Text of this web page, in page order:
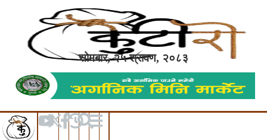
सोमबार, २५ श्रावण, २०८३